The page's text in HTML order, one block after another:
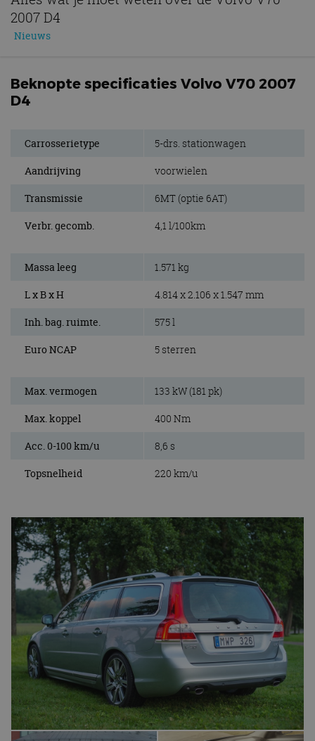
Nieuws
2007 D4
Beknopte specificaties Volvo V70 2007
D4
Carrosserietype 5-drs. stationwagen
Aandrijving voorwielen
Transmissie 6MT (optie 6AT)
Verbr. gecomb. 4,1 l/100km
Massa leeg 1.571 kg
L x B x H 4.814 x 2.106 x 1.547 mm
Inh. bag. ruimte. 575 l
Euro NCAP 5 sterren
Max. vermogen 133 kW (181 pk)
Max. koppel 400 Nm
Acc. 0-100 km/u 8,6 s
Topsnelheid 220 km/u